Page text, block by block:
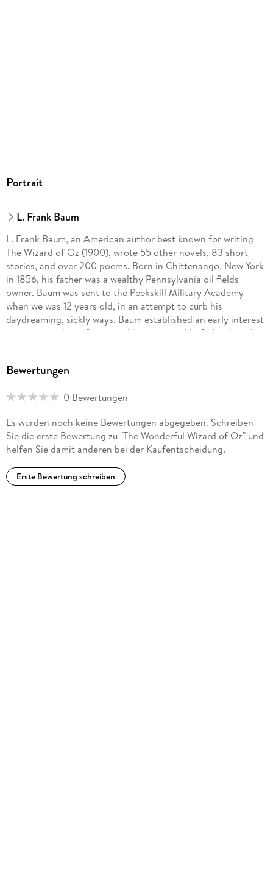
Portrait
L. Frank Baum
L. Frank Baum, an American author best known for writing
The Wizard of Oz (1900), wrote 55 other novels, 83 short
stories, and over 200 poems. Born in Chittenango, New York
in 1856, his father was a wealthy Pennsylvania oil fields
owner. Baum was sent to the Peekskill Military Academy
when we was 12 years old, in an attempt to curb his
daydreaming, sickly ways. Baum established an early interest
in writing and was fascinated by printing. His father bought
included advertising, At the age of 20, Baum became a
raised Hamburg chickens, established a trade journal, The
guide for raising Hamburg chickens.
Bewertungen
0 Bewertungen
Es wurden noch keine Bewertungen abgegeben. Schreiben
Sie die erste Bewertung zu "The Wonderful Wizard of Oz" und
helfen Sie damit anderen bei der Kaufentscheidung.
Erste Bewertung schreiben